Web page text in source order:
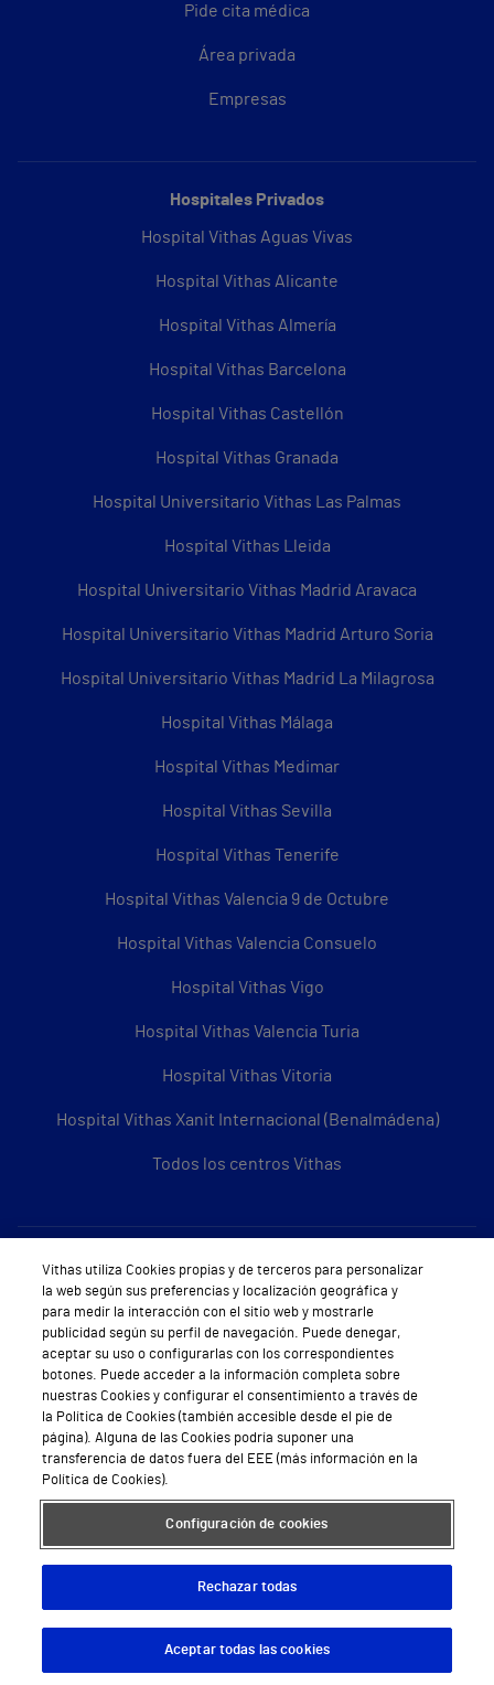
Pide cita médica
Área privada
Empresas
Hospitales Privados
Hospital Vithas Aguas Vivas
Hospital Vithas Alicante
Hospital Vithas Almería
Hospital Vithas Barcelona
Hospital Vithas Castellón
Hospital Vithas Granada
Hospital Universitario Vithas Las Palmas
Hospital Vithas Lleida
Hospital Universitario Vithas Madrid Aravaca
Hospital Universitario Vithas Madrid Arturo Soria
Hospital Universitario Vithas Madrid La Milagrosa
Hospital Vithas Málaga
Hospital Vithas Medimar
Hospital Vithas Sevilla
Hospital Vithas Tenerife
Hospital Vithas Valencia 9 de Octubre
Hospital Vithas Valencia Consuelo
Hospital Vithas Vigo
Hospital Vithas Valencia Turia
Hospital Vithas Vitoria
Hospital Vithas Xanit Internacional (Benalmádena)
Todos los centros Vithas
Sobre Vithas
Quiénes somos
Trabajar en Vithas
Teléfono Cita Médica
Teléfono Atención al Cliente
Política de seguridad y salud en el trabajo
Conoce a Supervita
Aviso Legal Política de cookies Política de privacidad Mapa web Protección de datos
Descargar App
Vithas utiliza Cookies propias y de terceros para personalizar
la web según sus preferencias y localización geográfica y
para medir la interacción con el sitio web y mostrarle
publicidad según su perfil de navegación. Puede denegar,
aceptar su uso o configurarlas con los correspondientes
botones. Puede acceder a la información completa sobre
nuestras Cookies y configurar el consentimiento a través de
la Política de Cookies (también accesible desde el pie de
página). Alguna de las Cookies podría suponer una
transferencia de datos fuera del EEE (más información en la
Política de Cookies).
Configuración de cookies
Rechazar todas
Aceptar todas las cookies